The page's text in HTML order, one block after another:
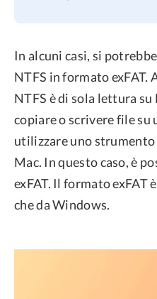
In alcuni casi, si
NTFS in formato exFAT.
NTFS è di sola lettura
copiare o scrivere file su
utilizzare uno
Mac. In questo caso, è
exFAT. Il formato exFAT
che da Windows.